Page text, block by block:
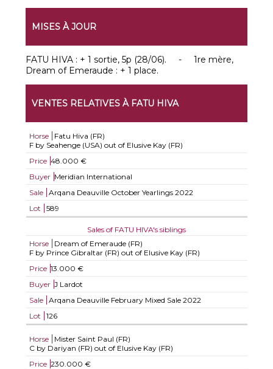
MISES À JOUR
FATU HIVA : + 1 sortie, 5p (28/06). - 1re mère,
Dream of Emeraude : + 1 place.
VENTES RELATIVES À FATU HIVA
Horse
Fatu Hiva (FR)
F by Seahenge (USA) out of Elusive Kay (FR)
Price 48.000 €
Buyer Meridian International
Sale
Arqana Deauville October Yearlings 2022
Lot
589
Sales of FATU HIVA's siblings
Horse
Dream of Emeraude (FR)
F by Prince Gibraltar (FR) out of Elusive Kay (FR)
Price 13.000 €
Buyer J Lardot
Sale
Arqana Deauville February Mixed Sale 2022
Lot
126
Horse
Mister Saint Paul (FR)
C by Dariyan (FR) out of Elusive Kay (FR)
Price 230.000 €